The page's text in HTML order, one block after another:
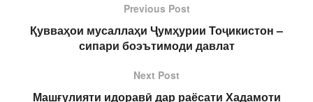
Previous Post
Қувваҳои мусаллаҳи Ҷумҳурии Тоҷикистон –
сипари боэътимоди давлат
Next Post
Машғулияти идоравӣ дар раёсати Хадамоти